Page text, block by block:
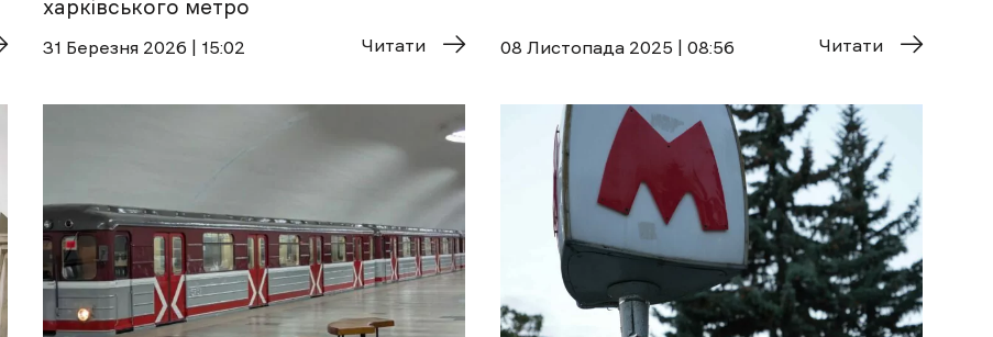
харківського метро
31 Березня 2026 | 15:02 Читати 08 Листопада 2025 | 08:56 Читати